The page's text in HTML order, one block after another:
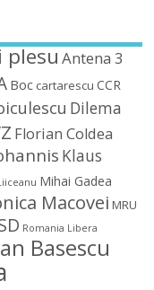
plesu Antena 3
Boc cartarescu CCR
Dilema
Florian Coldea
Klaus
Mihai Gadea
Macovei MRU
Romania Libera
Basescu